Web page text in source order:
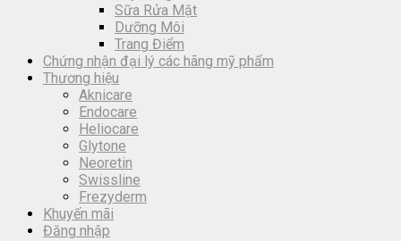
Sữa Rửa Mặt
Dưỡng Môi
Trang Điểm
Chứng nhận đại lý các hãng mỹ phẩm
Thương hiệu
Aknicare
Endocare
Heliocare
Glytone
Neoretin
Swissline
Frezyderm
Khuyến mãi
Đăng nhập